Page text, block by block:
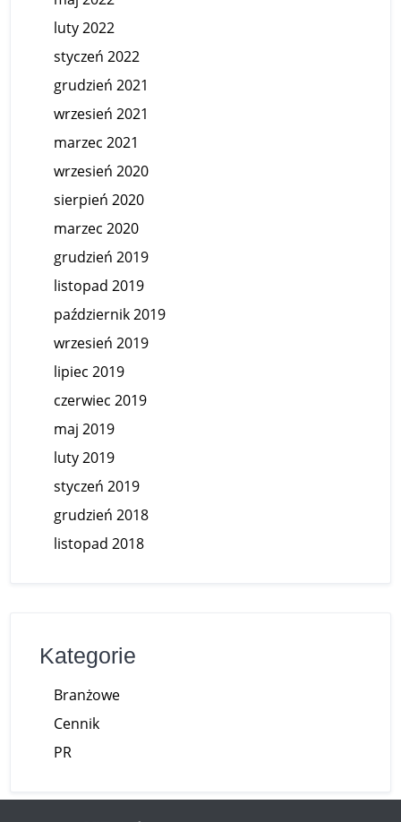
luty 2022
styczeń 2022
grudzień 2021
wrzesień 2021
marzec 2021
wrzesień 2020
sierpień 2020
marzec 2020
grudzień 2019
listopad 2019
październik 2019
wrzesień 2019
lipiec 2019
czerwiec 2019
maj 2019
luty 2019
styczeń 2019
grudzień 2018
listopad 2018
Kategorie
Branżowe
Cennik
PR